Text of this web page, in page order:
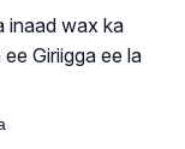
inaad wax ka
Giriigga ee la